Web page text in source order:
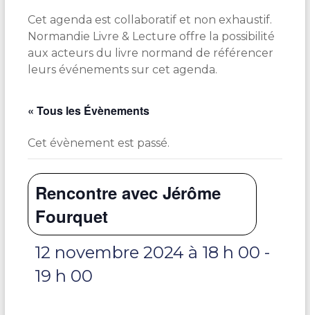
Cet agenda est collaboratif et non exhaustif.
Normandie Livre & Lecture offre la possibilité
aux acteurs du livre normand de référencer
leurs événements sur cet agenda.
« Tous les Évènements
Cet évènement est passé.
Rencontre avec Jérôme
Fourquet
12 novembre 2024 à 18 h 00 -
19 h 00